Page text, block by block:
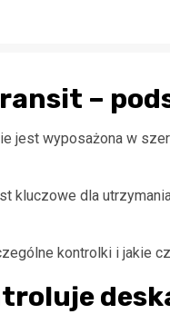
–
jest wyposażona w
kluczowe dla
kontrolki i jakie